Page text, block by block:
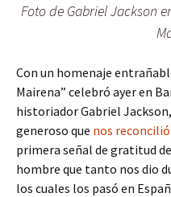
Foto de Gabriel Jackson
Con un homenaje
Mairena” celebró ayer en
historiador Gabriel
generoso que nos
primera señal de gratitud
hombre que tanto nos dio
los cuales los pasó en